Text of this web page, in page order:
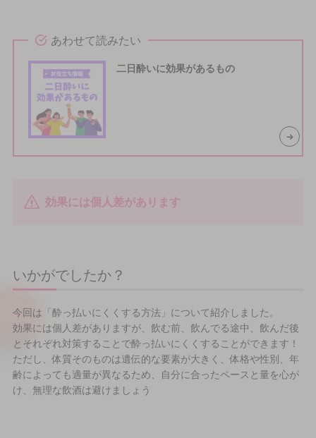
あわせて読みたい
二日酔いに効果があるもの
効果には個人差があります
いかがでしたか？
今回は「酔っ払いにくくする方法」について紹介しました。
効果には個人差がありますが、飲む前、飲んでる途中、飲んだ後
とそれぞれ対策することで酔っ払いにくくすることができます！
ただし、体質そのものは遺伝的な要素が大きく、体格や性別、年
齢によっても適量が異なるため、自分に合ったペースと量を心が
け、無理な飲酒は避けましょう